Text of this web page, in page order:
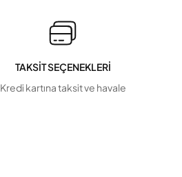
TAKSİT SEÇENEKLERİ
Kredi kartına taksit ve havale